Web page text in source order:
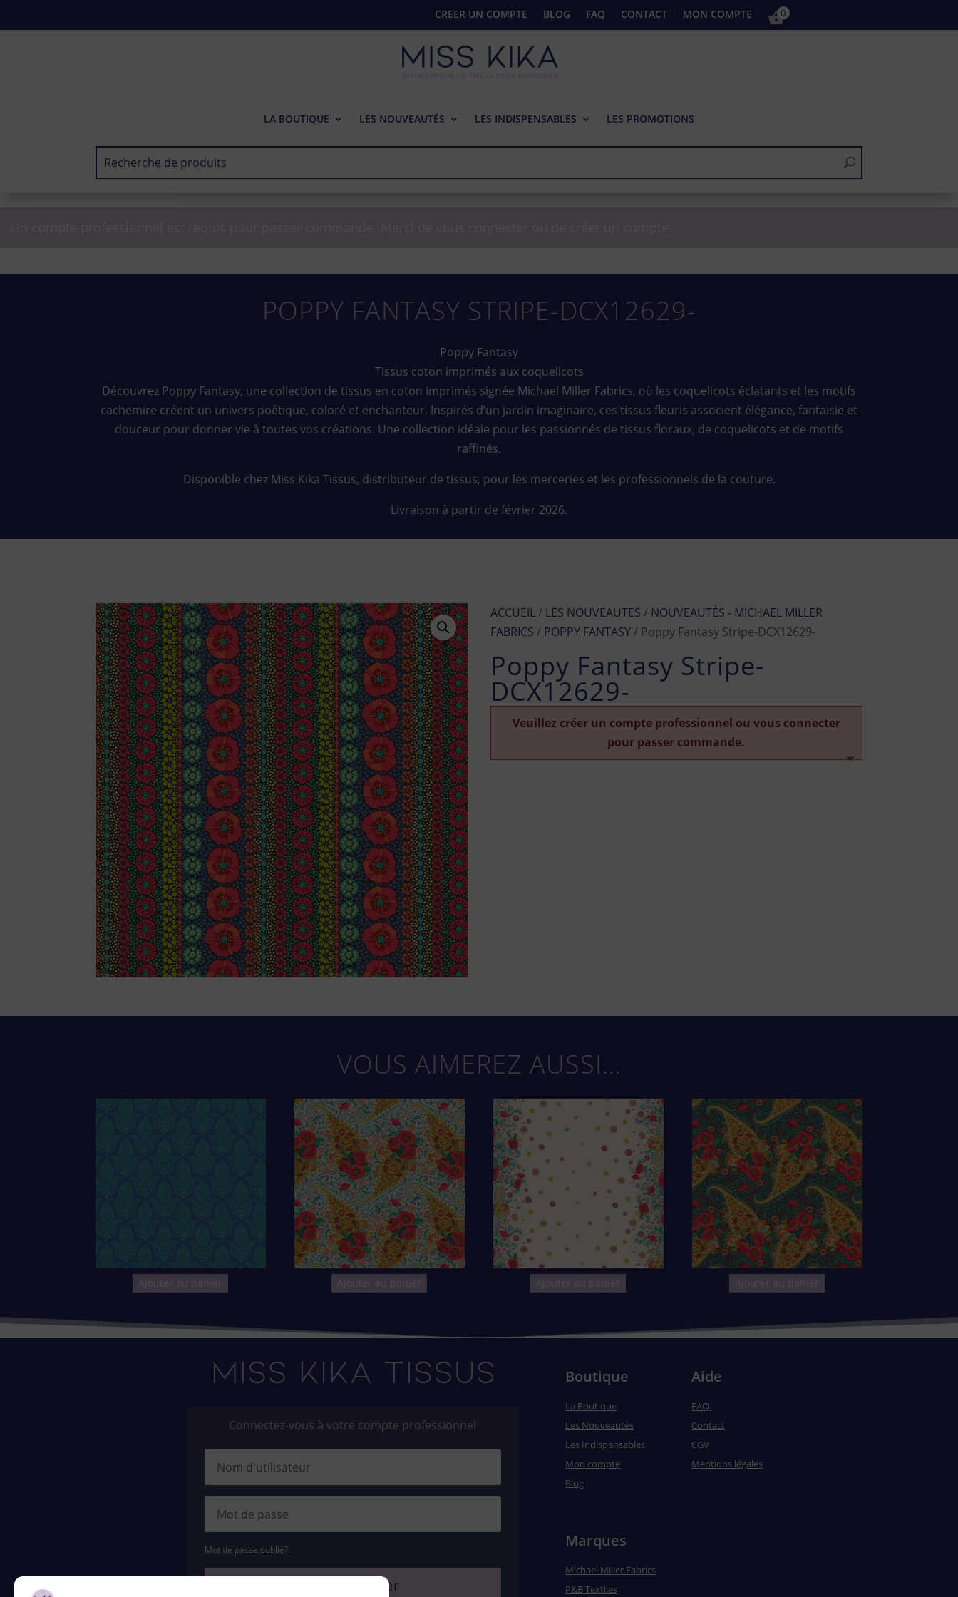
CREER UN COMPTE BLOG FAQ CONTACT MON COMPTE 0
LA BOUTIQUE LES NOUVEAUTÉS LES INDISPENSABLES LES PROMOTIONS
POPPY FANTASY STRIPE-DCX12629-
Poppy Fantasy
Tissus coton imprimés aux coquelicots
Découvrez Poppy Fantasy, une collection de tissus en coton imprimés signée Michael Miller Fabrics, où les coquelicots éclatants et les motifs
cachemire créent un univers poétique, coloré et enchanteur. Inspirés d’un jardin imaginaire, ces tissus fleuris associent élégance, fantaisie et
douceur pour donner vie à toutes vos créations. Une collection idéale pour les passionnés de tissus floraux, de coquelicots et de motifs
raffinés.
Disponible chez Miss Kika Tissus, distributeur de tissus, pour les merceries et les professionnels de la couture.
Livraison à partir de février 2026.
ACCUEIL/ LES NOUVEAUTES / NOUVEAUTÉS - MICHAEL MILLER
FABRICS / POPPY FANTASY/ Poppy Fantasy Stripe-DCX12629-
Poppy Fantasy Stripe-
DCX12629-
Veuillez créer un compte professionnel ou vous connecter
pour passer commande.
VOUS AIMEREZ AUSSI…
Ajouter au panier Ajouter au panier Ajouter au panier Ajouter au panier
Connectez-vous à votre compte professionnel
Mot de passe oublié?
Se connecter
Boutique
La Boutique
Les Nouveautés
Les Indispensables
Mon compte
Blog
Marques
Michael Miller Fabrics
P&B Textiles
Aide
FAQ
Contact
CGV
Mentions légales